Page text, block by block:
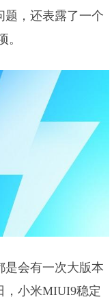
题，还表露了一个
是会有一次大版本
，小米MIUI9稳定